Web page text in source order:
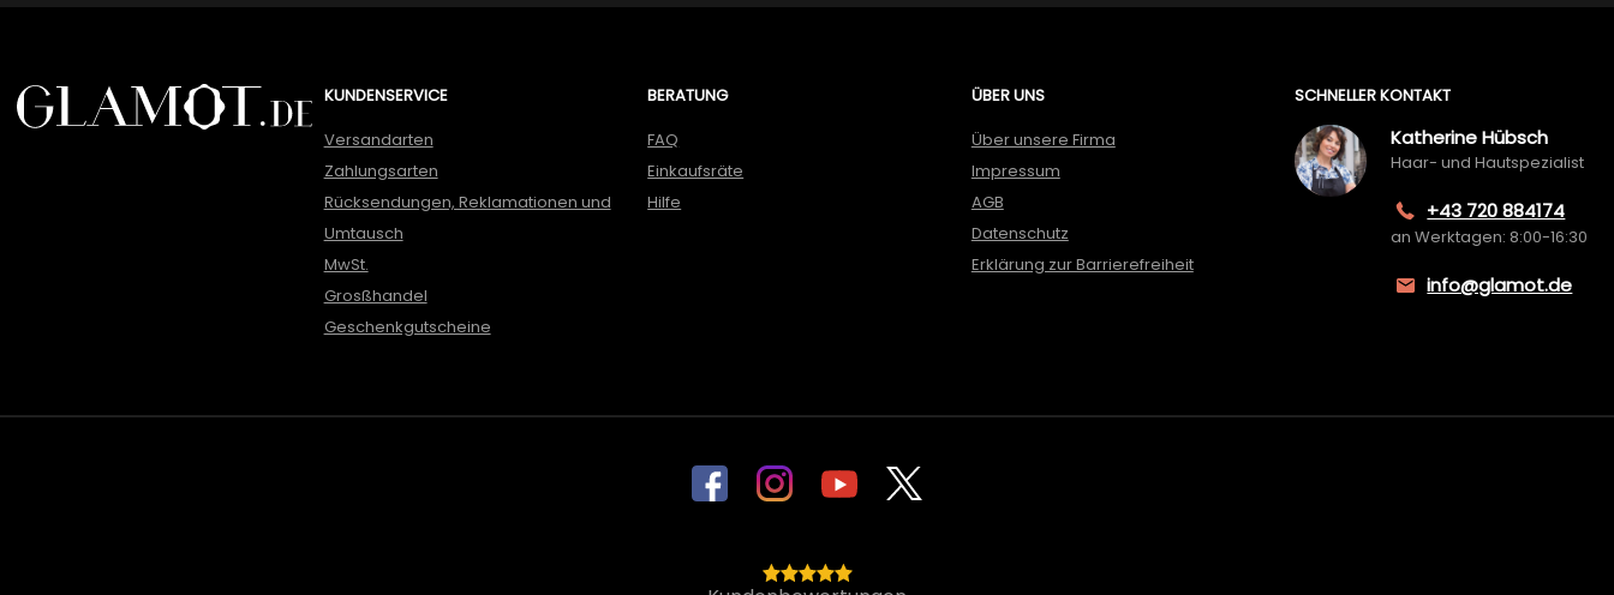
KUNDENSERVICE
Versandarten
Zahlungsarten
Rücksendungen, Reklamationen und
Umtausch
MwSt.
Grosßhandel
Geschenkgutscheine
BERATUNG
FAQ
Einkaufsräte
Hilfe
ÜBER UNS
Über unsere Firma
Impressum
AGB
Datenschutz
Erklärung zur Barrierefreiheit
SCHNELLER KONTAKT
Katherine Hübsch
Haar- und Hautspezialist
+43 720 884174
an Werktagen: 8:00-16:30
info@glamot.de